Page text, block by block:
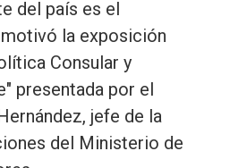
del país es el
la exposición
Consular y
presentada por el
jefe de la
del Ministerio de